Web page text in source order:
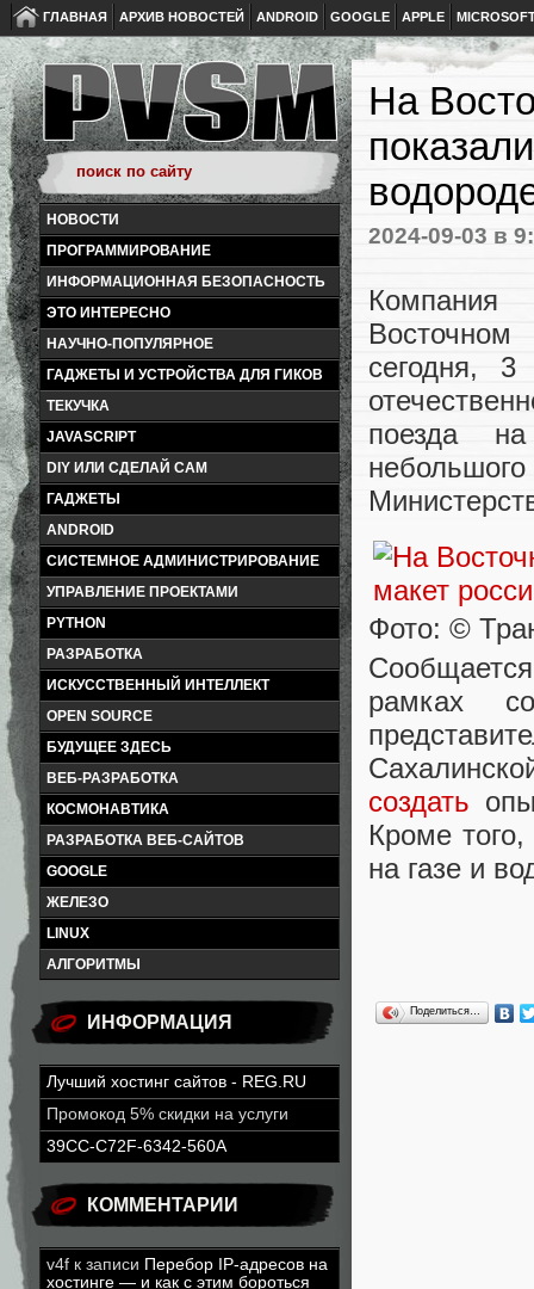
ГЛАВНАЯ АРХИВ НОВОСТЕЙ ANDROID GOOGLE APPLE
НОВОСТИ
ПРОГРАММИРОВАНИЕ
ИНФОРМАЦИОННАЯ БЕЗОПАСНОСТЬ
ЭТО ИНТЕРЕСНО
НАУЧНО-ПОПУЛЯРНОЕ
ГАДЖЕТЫ И УСТРОЙСТВА ДЛЯ ГИКОВ
ТЕКУЧКА
JAVASCRIPT
DIY ИЛИ СДЕЛАЙ САМ
ГАДЖЕТЫ
ANDROID
СИСТЕМНОЕ АДМИНИСТРИРОВАНИЕ
УПРАВЛЕНИЕ ПРОЕКТАМИ
PYTHON
РАЗРАБОТКА
ИСКУССТВЕННЫЙ ИНТЕЛЛЕКТ
OPEN SOURCE
БУДУЩЕЕ ЗДЕСЬ
ВЕБ-РАЗРАБОТКА
КОСМОНАВТИКА
РАЗРАБОТКА ВЕБ-САЙТОВ
GOOGLE
ЖЕЛЕЗО
LINUX
АЛГОРИТМЫ
ИНФОРМАЦИЯ
Лучший хостинг сайтов - REG.RU
Промокод 5% скидки на услуги
39CC-C72F-6342-560A
КОММЕНТАРИИ
v4f к записи Перебор IP-адресов на
хостинге — и как с этим бороться
На
2024-09-03 в
Компания
сегодня,
поезда
Фото: ©
рамках
создать
Кроме
на газе и
Поделиться…